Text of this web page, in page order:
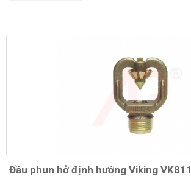
Đầu phun hở định hướng Viking VK811